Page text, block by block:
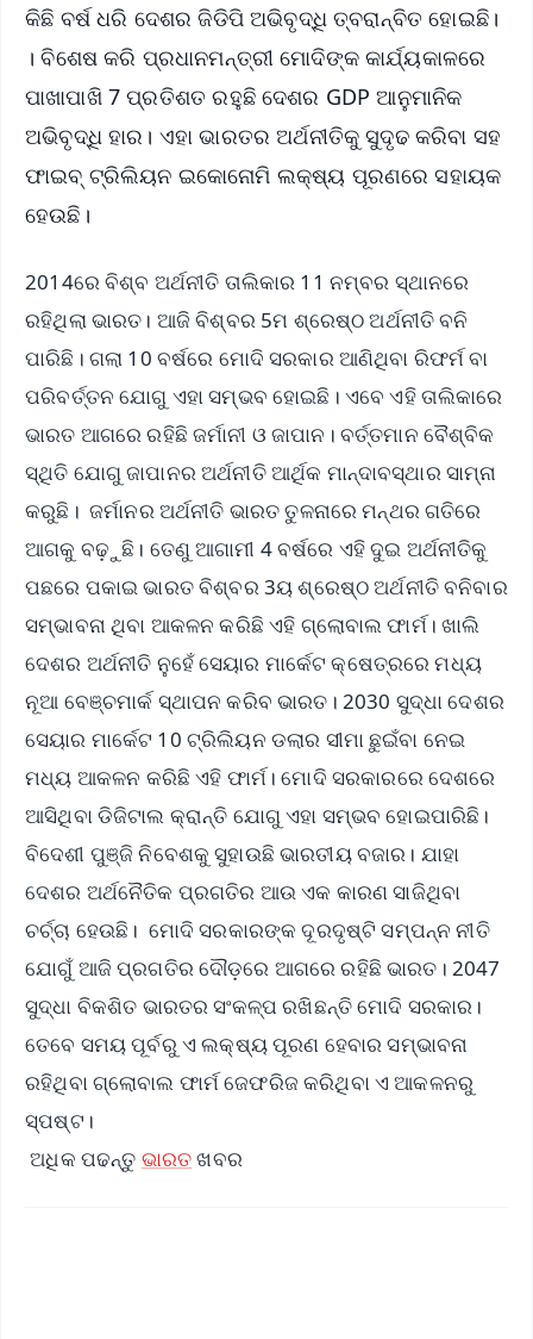
କିଛି ବର୍ଷ ଧରି ଦେଶର ଜିଡିପି ଅଭିବୃଦ୍ଧି ତ୍ବରାନ୍ବିତ ହୋଇଛି।
। ବିଶେଷ କରି ପ୍ରଧାନମନ୍ତ୍ରୀ ମୋଦିଙ୍କ କାର୍ଯ୍ୟକାଳରେ
ପାଖାପାଖି 7 ପ୍ରତିଶତ ରହୁଛି ଦେଶର GDP ଆନୁମାନିକ
ଅଭିବୃଦ୍ଧି ହାର। ଏହା ଭାରତର ଅର୍ଥନୀତିକୁ ସୁଦୃଢ କରିବା ସହ
ଫାଇବ୍ ଟ୍ରିଲିୟନ ଇକୋନୋମି ଲକ୍ଷ୍ୟ ପୂରଣରେ ସହାୟକ
ହେଉଛି।
2014ରେ ବିଶ୍ବ ଅର୍ଥନୀତି ତାଲିକାର 11 ନମ୍ବର ସ୍ଥାନରେ
ରହିଥିଲା ଭାରତ। ଆଜି ବିଶ୍ବର 5ମ ଶ୍ରେଷ୍ଠ ଅର୍ଥନୀତି ବନି
ପାରିଛି। ଗଲା 10 ବର୍ଷରେ ମୋଦି ସରକାର ଆଣିଥିବା ରିଫର୍ମ ବା
ପରିବର୍ତ୍ତନ ଯୋଗୁ ଏହା ସମ୍ଭବ ହୋଇଛି। ଏବେ ଏହି ତାଲିକାରେ
ଭାରତ ଆଗରେ ରହିଛି ଜର୍ମାନୀ ଓ ଜାପାନ। ବର୍ତ୍ତମାନ ବୈଶ୍ବିକ
ସ୍ଥିତି ଯୋଗୁ ଜାପାନର ଅର୍ଥନୀତି ଆର୍ଥିକ ମାନ୍ଦାବସ୍ଥାର ସାମ୍ନା
କରୁଛି। ଜର୍ମାନର ଅର୍ଥନୀତି ଭାରତ ତୁଳନାରେ ମନ୍ଥର ଗତିରେ
ଆଗକୁ ବଢ଼ୁଛି। ତେଣୁ ଆଗାମୀ 4 ବର୍ଷରେ ଏହି ଦୁଇ ଅର୍ଥନୀତିକୁ
ପଛରେ ପକାଇ ଭାରତ ବିଶ୍ବର 3ୟ ଶ୍ରେଷ୍ଠ ଅର୍ଥନୀତି ବନିବାର
ସମ୍ଭାବନା ଥିବା ଆକଳନ କରିଛି ଏହି ଗ୍ଲୋବାଲ ଫାର୍ମ। ଖାଲି
ଦେଶର ଅର୍ଥନୀତି ନୁହେଁ ସେୟାର ମାର୍କେଟ କ୍ଷେତ୍ରରେ ମଧ୍ୟ
ନୂଆ ବେଞ୍ଚମାର୍କ ସ୍ଥାପନ କରିବ ଭାରତ। 2030 ସୁଦ୍ଧା ଦେଶର
ସେୟାର ମାର୍କେଟ 10 ଟ୍ରିଲିୟନ ଡଲାର ସୀମା ଛୁଇଁବା ନେଇ
ମଧ୍ୟ ଆକଳନ କରିଛି ଏହି ଫାର୍ମ। ମୋଦି ସରକାରରେ ଦେଶରେ
ଆସିଥିବା ଡିଜିଟାଲ କ୍ରାନ୍ତି ଯୋଗୁ ଏହା ସମ୍ଭବ ହୋଇପାରିଛି।
ବିଦେଶୀ ପୁଞ୍ଜି ନିବେଶକୁ ସୁହାଉଛି ଭାରତୀୟ ବଜାର। ଯାହା
ଦେଶର ଅର୍ଥନୈତିକ ପ୍ରଗତିର ଆଉ ଏକ କାରଣ ସାଜିଥିବା
ଚର୍ଚ୍ଚା ହେଉଛି। ମୋଦି ସରକାରଙ୍କ ଦୂରଦୃଷ୍ଟି ସମ୍ପନ୍ନ ନୀତି
ଯୋଗୁଁ ଆଜି ପ୍ରଗତିର ଦୌଡ଼ରେ ଆଗରେ ରହିଛି ଭାରତ। 2047
ସୁଦ୍ଧା ବିକଶିତ ଭାରତର ସଂକଳ୍ପ ରଖିଛନ୍ତି ମୋଦି ସରକାର।
ତେବେ ସମୟ ପୂର୍ବରୁ ଏ ଲକ୍ଷ୍ୟ ପୂରଣ ହେବାର ସମ୍ଭାବନା
ରହିଥିବା ଗ୍ଲୋବାଲ ଫାର୍ମ ଜେଫରିଜ କରିଥିବା ଏ ଆକଳନରୁ
ସ୍ପଷ୍ଟ।
ଅଧିକ ପଢନ୍ତୁ ଭାରତଖବର